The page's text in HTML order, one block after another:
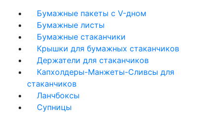
Бумажные пакеты с V-дном
Бумажные листы
Бумажные стаканчики
Крышки для бумажных стаканчиков
Держатели для стаканчиков
Капхолдеры-Манжеты-Сливсы для
стаканчиков
Ланчбоксы
Супницы